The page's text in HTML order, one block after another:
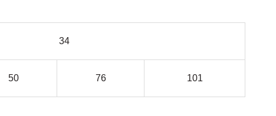
34
50 76 101